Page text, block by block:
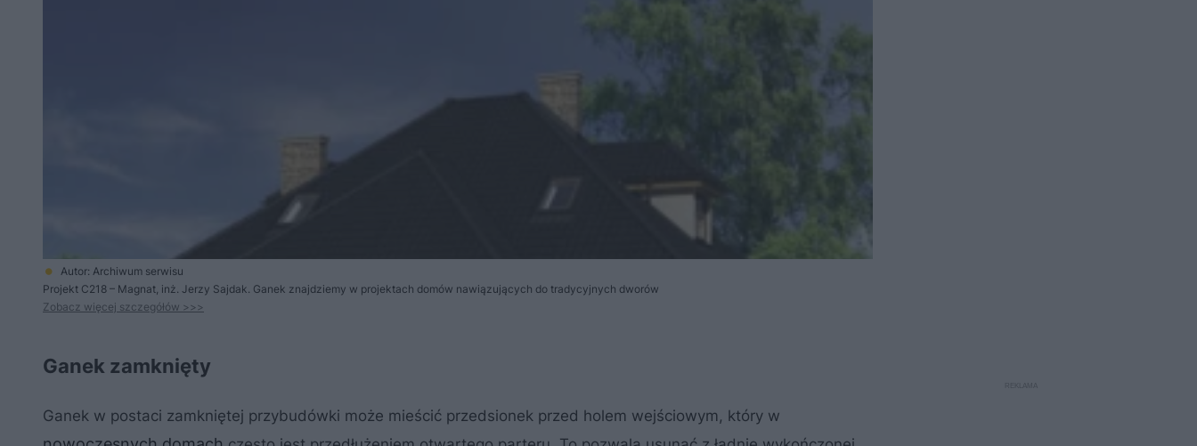
Autor: Archiwum serwisu
Projekt C218 – Magnat, inż. Jerzy Sajdak. Ganek znajdziemy w projektach domów nawiązujących do tradycyjnych dworów
Zobacz więcej szczegółów >>>
Ganek zamknięty
Ganek w postaci zamkniętej przybudówki może mieścić przedsionek przed holem wejściowym, który w